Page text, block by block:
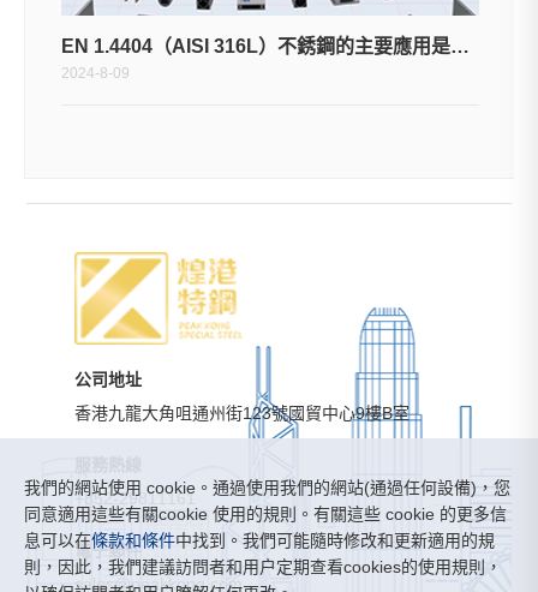
EN 1.4404（AISI 316L）不銹鋼的主要應用是什麼？
2024-8-09
公司地址
香港九龍大角咀通州街123號國貿中心9樓B室
+852-29811161
電子郵件
sales@peakkong.com
我們的網站使用 cookie。通過使用我們的網站(通過任何設備)，您
同意適用這些有關cookie 使用的規則。有關這些 cookie 的更多信
息可以在條款和條件中找到。我們可能隨時修改和更新適用的規
則，因此，我們建議訪問者和用户定期查看cookies的使用規則，